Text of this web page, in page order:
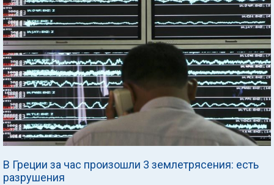
В Греции за час произошли 3 землетрясения: есть
разрушения